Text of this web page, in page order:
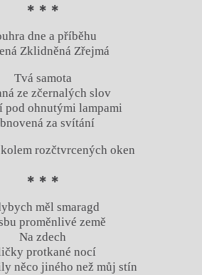
* * *
dne a příběhu
Zklidněná Zřejmá
Tvá samota
ze zčernalých slov
pod ohnutými lampami
za svítání
rozčtvrcených oken
* * *
měl smaragd
proměnlivé země
Na zdech
protkané nocí
něco jiného než můj stín